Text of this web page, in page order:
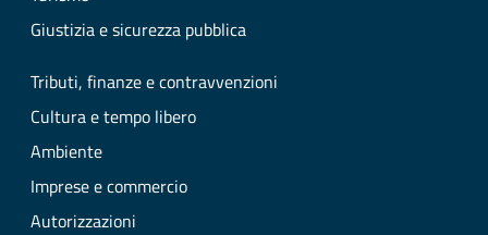
Giustizia e sicurezza pubblica
Tributi, finanze e contravvenzioni
Cultura e tempo libero
Ambiente
Imprese e commercio
Autorizzazioni